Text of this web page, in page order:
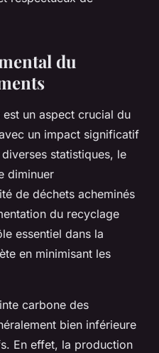
du
est un aspect crucial du
un impact significatif
statistiques, le
diminuer
de déchets acheminés
du recyclage
essentiel dans la
en minimisant les
carbone des
bien inférieure
En effet, la production